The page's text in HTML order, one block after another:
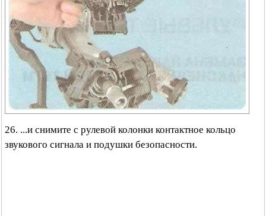
26. ...и снимите с рулевой колонки контактное кольцо
звукового сигнала и подушки безопасности.